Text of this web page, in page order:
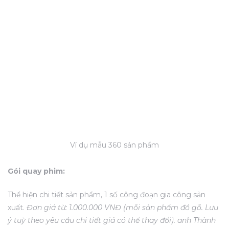
Ví dụ mẫu 360 sản phẩm
Gói quay phim:
Thể hiện chi tiết sản phẩm, 1 số công đoạn gia công sản
xuất. Đơn giá từ: 1.000.000 VNĐ (mỗi sản phẩm đồ gỗ. Lưu
ý tuỳ theo yêu cầu chi tiết giá có thể thay đổi). anh Thành